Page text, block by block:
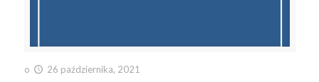
o
26 października, 2021